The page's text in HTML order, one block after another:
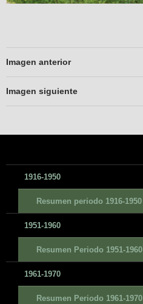
Imagen anterior
Imagen siguiente
1916-1950
Resumen periodo 1916-1950
1951-1960
Resumen Periodo 1951-1960
1961-1970
Resumen Periodo 1961-1970